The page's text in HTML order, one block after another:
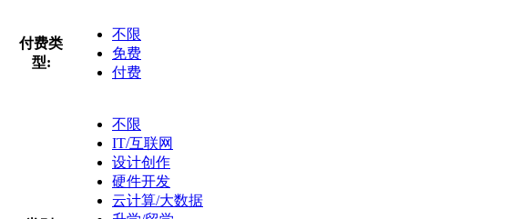
付费类
型:
不限
免费
付费
不限
IT/互联网
设计创作
硬件开发
云计算/大数据